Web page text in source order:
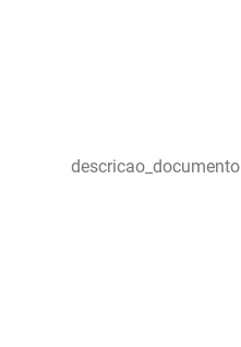
descricao_documento